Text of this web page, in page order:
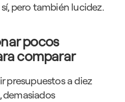
pero también lucidez.
pocos
comparar
presupuestos a diez
demasiados